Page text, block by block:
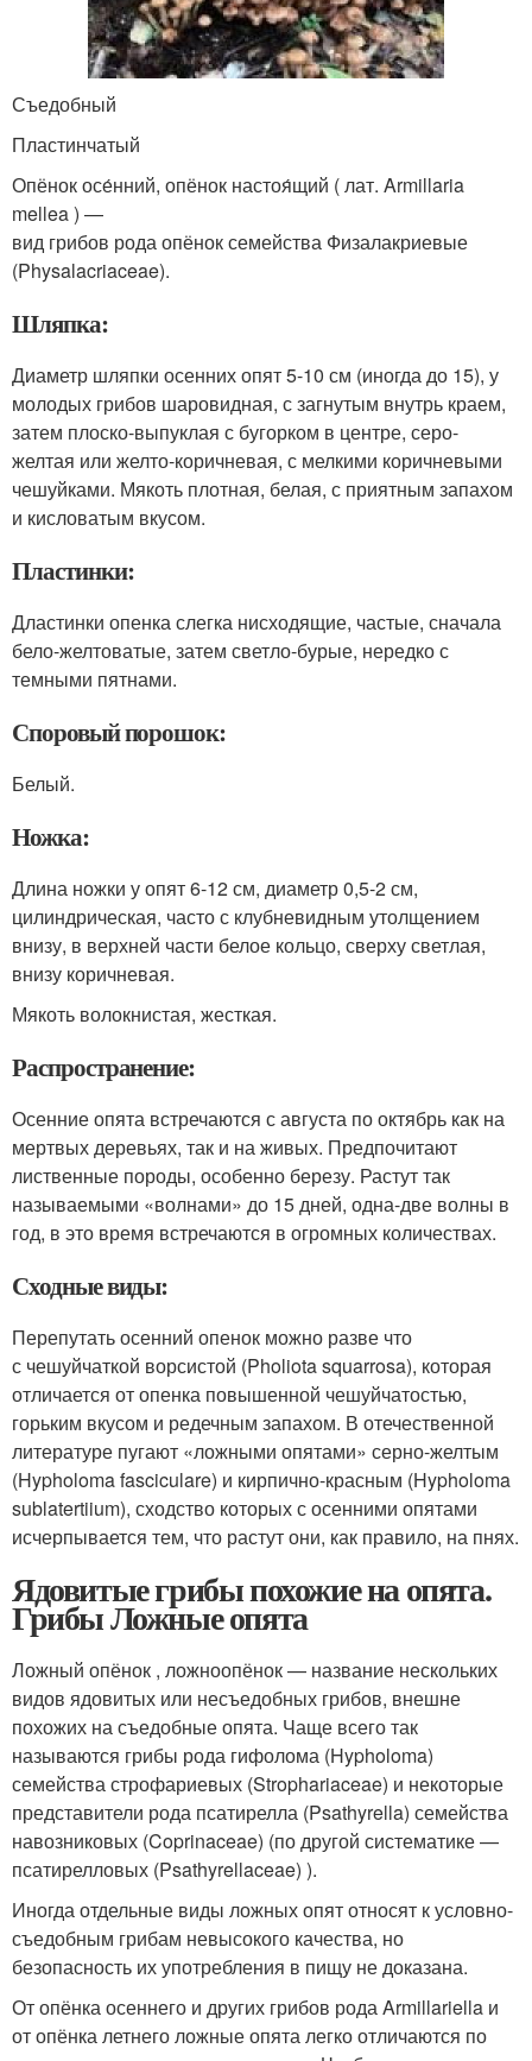
Съедобный
Пластинчатый
Опёнок осе́нний, опёнок настоя́щий ( лат. Armillaria
mellea ) —
вид грибов рода опёнок семейства Физалакриевые
(Physalacriaceae).
Шляпка:
Диаметр шляпки осенних опят 5-10 см (иногда до 15), у
молодых грибов шаровидная, с загнутым внутрь краем,
затем плоско-выпуклая с бугорком в центре, серо-
желтая или желто-коричневая, с мелкими коричневыми
чешуйками. Мякоть плотная, белая, с приятным запахом
и кисловатым вкусом.
Пластинки:
Дластинки опенка слегка нисходящие, частые, сначала
бело-желтоватые, затем светло-бурые, нередко с
темными пятнами.
Споровый порошок:
Белый.
Ножка:
Длина ножки у опят 6-12 см, диаметр 0,5-2 см,
цилиндрическая, часто с клубневидным утолщением
внизу, в верхней части белое кольцо, сверху светлая,
внизу коричневая.
Мякоть волокнистая, жесткая.
Распространение:
Осенние опята встречаются с августа по октябрь как на
мертвых деревьях, так и на живых. Предпочитают
лиственные породы, особенно березу. Растут так
называемыми «волнами» до 15 дней, одна-две волны в
год, в это время встречаются в огромных количествах.
Сходные виды:
Перепутать осенний опенок можно разве что
с чешуйчаткой ворсистой (Pholiota squarrosa), которая
отличается от опенка повышенной чешуйчатостью,
горьким вкусом и редечным запахом. В отечественной
литературе пугают «ложными опятами» серно-желтым
(Hypholoma fasciculare) и кирпично-красным (Hypholoma
sublatertiium), сходство которых с осенними опятами
исчерпывается тем, что растут они, как правило, на пнях.
Ядовитые грибы похожие на опята.
Грибы Ложные опята
Ложный опёнок , ложноопёнок — название нескольких
видов ядовитых или несъедобных грибов, внешне
похожих на съедобные опята. Чаще всего так
называются грибы рода гифолома (Hypholoma)
семейства строфариевых (Strophariaceae) и некоторые
представители рода псатирелла (Psathyrella) семейства
навозниковых (Coprinaceae) (по другой систематике —
псатирелловых (Psathyrellaceae) ).
Иногда отдельные виды ложных опят относят к условно-
съедобным грибам невысокого качества, но
безопасность их употребления в пищу не доказана.
От опёнка осеннего и других грибов рода Armillariella и
от опёнка летнего ложные опята легко отличаются по